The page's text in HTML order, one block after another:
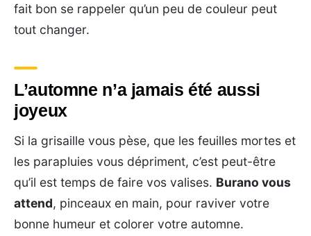
fait bon se rappeler qu’un peu de couleur peut
tout changer.
L’automne n’a jamais été aussi
joyeux
Si la grisaille vous pèse, que les feuilles mortes et
les parapluies vous dépriment, c’est peut-être
qu’il est temps de faire vos valises. Burano vous
attend, pinceaux en main, pour raviver votre
bonne humeur et colorer votre automne.